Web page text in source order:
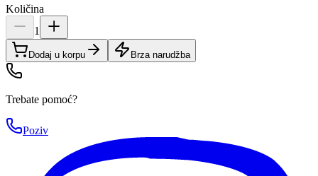
Količina
1
Dodaj u korpu Brza narudžba
Trebate pomoć?
Poziv